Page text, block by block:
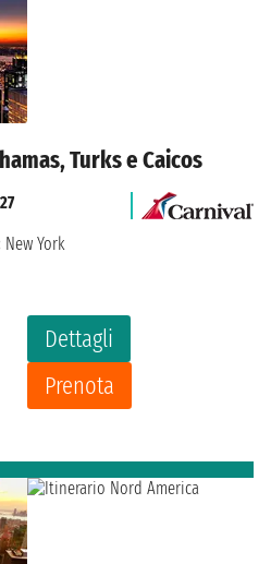
Turks e Caicos
Dettagli
Prenota
New York